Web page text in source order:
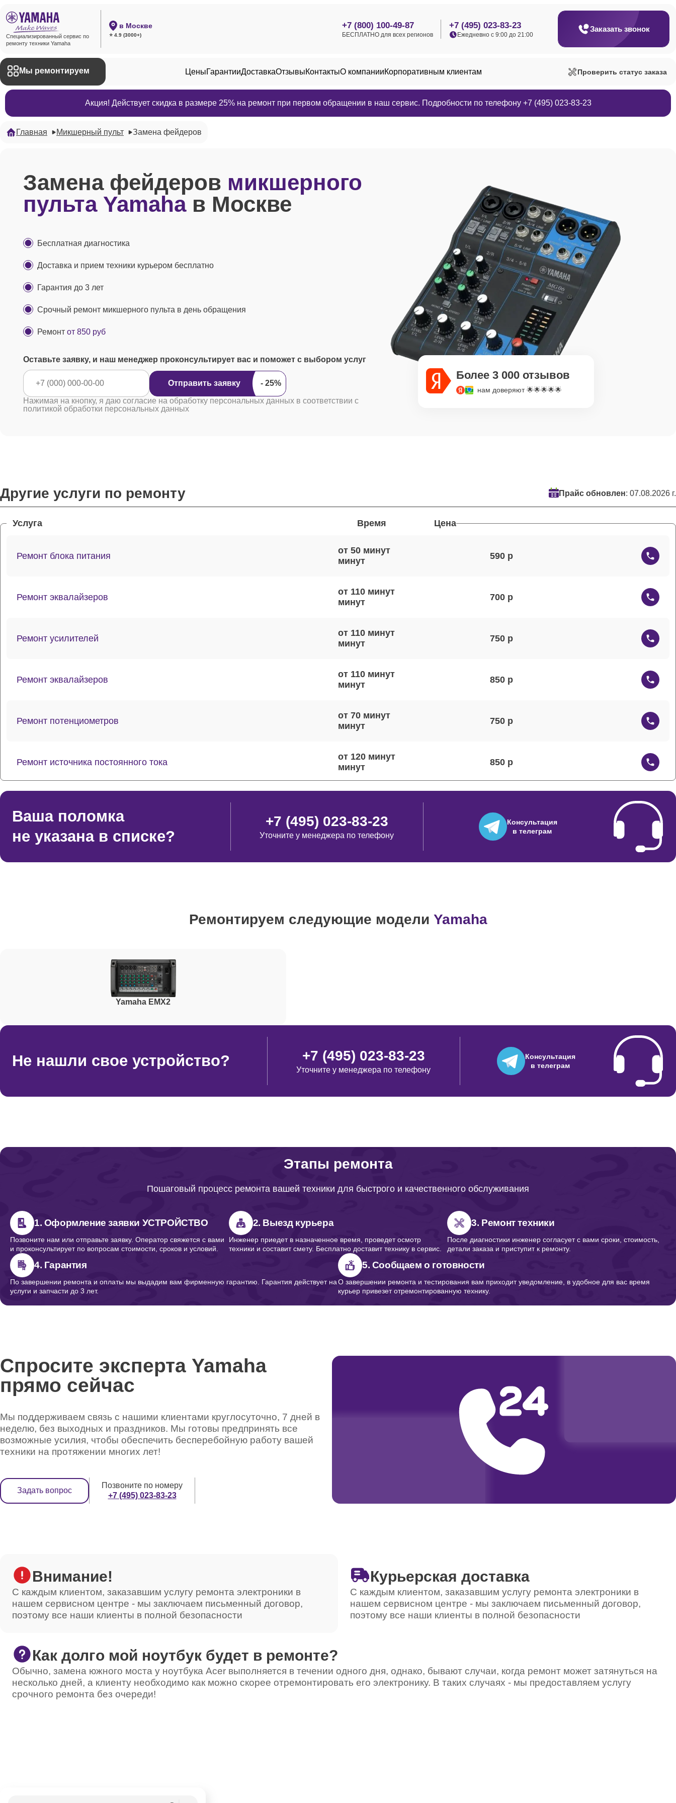
Специализированный сервис по
ремонту техники Yamaha
в Москве
⭐ 4.9 (3000+)
+7 (800) 100-49-87
БЕСПЛАТНО для всех регионов
+7 (495) 023-83-23
Ежедневно с 9:00 до 21:00
Заказать звонок
Мы ремонтируем ЦеныГарантииДоставкаОтзывыКонтактыО компанииКорпоративным клиентам Проверить статус заказа
Акция! Действует скидка в размере 25% на ремонт при первом обращении в наш сервис. Подробности по телефону +7 (495) 023-83-23
Главная Микшерный пульт Замена фейдеров
Замена фейдеров микшерного
пульта Yamahaв Москве
Бесплатная диагностика
Доставка и прием техники курьером бесплатно
Гарантия до 3 лет
Срочный ремонт микшерного пульта в день обращения
Ремонт от 850 руб
Оставьте заявку, и наш менеджер проконсультирует вас и поможет с выбором услуг
Отправить заявку
Нажимая на кнопку, я даю согласие на обработку персональных данных в соответствии с
политикой обработки персональных данных
Более 3 000 отзывов
нам доверяют 🌟🌟🌟🌟🌟
Другие услуги по ремонту Прайс обновлен: 07.08.2026 г.
Услуга Время Цена
Ремонт блока питания
от 50 минут
590
Ремонт эквалайзеров
от 110 минут
700
Ремонт усилителей
от 110 минут
750
Ремонт эквалайзеров
от 110 минут
850
Ремонт потенциометров
от 70 минут
750
Ремонт источника постоянного тока
от 120 минут
850
Восстановление после попадания влаги
от 70 минут
от 100 минут
Ваша поломка
не указана в списке?
+7 (495) 023-83-23
Уточните у менеджера по телефону
Консультация
в телеграм
Ремонтируем следующие модели Yamaha
Yamaha EMX2
Не нашли свое устройство? +7 (495) 023-83-23
Уточните у менеджера по телефону
Консультация
в телеграм
Этапы ремонта
Пошаговый процесс ремонта вашей техники для быстрого и качественного обслуживания
1. Оформление заявки УСТРОЙСТВО
Позвоните нам или отправьте заявку. Оператор свяжется с вами
и проконсультирует по вопросам стоимости, сроков и условий.
2. Выезд курьера
Инженер приедет в назначенное время, проведет осмотр
техники и составит смету. Бесплатно доставит технику в сервис.
3. Ремонт техники
После диагностики инженер согласует с вами сроки, стоимость,
детали заказа и приступит к ремонту.
4. Гарантия
По завершении ремонта и оплаты мы выдадим вам фирменную гарантию. Гарантия действует на
услуги и запчасти до 3 лет.
5. Сообщаем о готовности
О завершении ремонта и тестирования вам приходит уведомление, в удобное для вас время
курьер привезет отремонтированную технику.
Спросите эксперта Yamaha
прямо сейчас
Мы поддерживаем связь с нашими клиентами круглосуточно, 7 дней в
неделю, без выходных и праздников. Мы готовы предпринять все
возможные усилия, чтобы обеспечить бесперебойную работу вашей
техники на протяжении многих лет!
Задать вопрос
Позвоните по номеру
+7 (495) 023-83-23
Внимание!
С каждым клиентом, заказавшим услугу ремонта электроники в
нашем сервисном центре - мы заключаем письменный договор,
поэтому все наши клиенты в полной безопасности
Курьерская доставка
С каждым клиентом, заказавшим услугу ремонта электроники в
нашем сервисном центре - мы заключаем письменный договор,
поэтому все наши клиенты в полной безопасности
Как долго мой ноутбук будет в ремонте?
Обычно, замена южного моста у ноутбука Acer выполняется в течении одного дня, однако, бывают случаи, когда ремонт может затянуться на
несколько дней, а клиенту необходимо как можно скорее отремонтировать его электронику. В таких случаях - мы предоставляем услугу
срочного ремонта без очереди!